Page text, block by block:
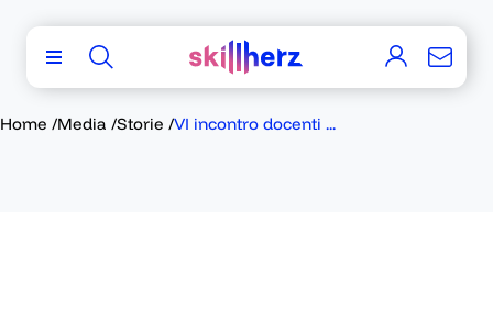
Home /Media /Storie /VI incontro docenti ...